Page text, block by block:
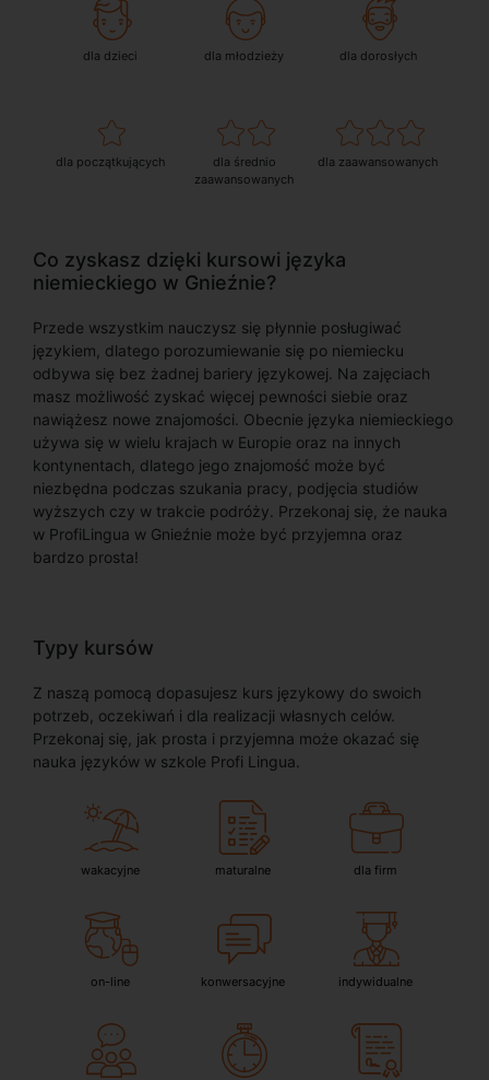
dla dzieci dla młodzieży dla dorosłych
dla początkujących
dla średnio
zaawansowanych
dla zaawansowanych
Co zyskasz dzięki kursowi języka
niemieckiego w Gnieźnie?
Przede wszystkim nauczysz się płynnie posługiwać
językiem, dlatego porozumiewanie się po niemiecku
odbywa się bez żadnej bariery językowej. Na zajęciach
masz możliwość zyskać więcej pewności siebie oraz
nawiążesz nowe znajomości. Obecnie języka niemieckiego
używa się w wielu krajach w Europie oraz na innych
kontynentach, dlatego jego znajomość może być
niezbędna podczas szukania pracy, podjęcia studiów
wyższych czy w trakcie podróży. Przekonaj się, że nauka
w ProfiLingua w Gnieźnie może być przyjemna oraz
bardzo prosta!
Typy kursów
Z naszą pomocą dopasujesz kurs językowy do swoich
potrzeb, oczekiwań i dla realizacji własnych celów.
Przekonaj się, jak prosta i przyjemna może okazać się
nauka języków w szkole Profi Lingua.
wakacyjne maturalne dla firm
on-line konwersacyjne indywidualne